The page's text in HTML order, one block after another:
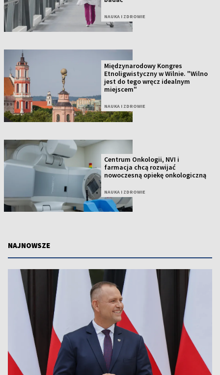
NAUKA I ZDROWIE
Międzynarodowy Kongres
Etnoligwistyczny w Wilnie. "Wilno
jest do tego wręcz idealnym
miejscem"
NAUKA I ZDROWIE
Centrum Onkologii, NVI i
farmacja chcą rozwijać
nowoczesną opiekę onkologiczną
NAUKA I ZDROWIE
NAJNOWSZE